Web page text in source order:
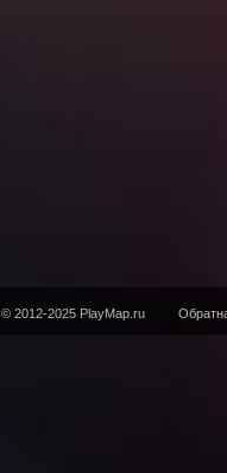
© 2012-2025 PlayMap.ru